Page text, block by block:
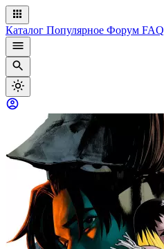
Каталог Популярное Форум FAQ